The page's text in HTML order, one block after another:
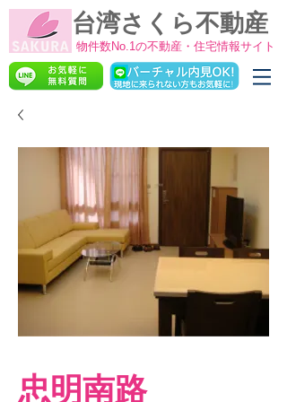
物件数No.1の不動産・住宅情報サイト
台湾さくら不動産
忠明南路